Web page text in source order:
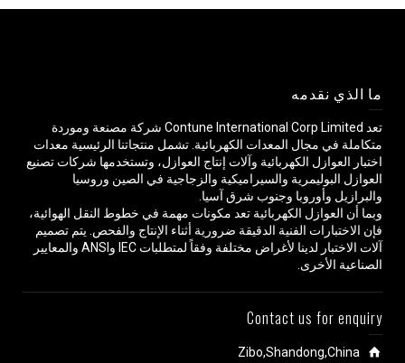
ما الذي نقدمه
تعد Contune International Corp Limited شركة مصنعة وموردة
متكاملة في مجال المعدات الكهربائية. تشمل منتجاتنا الرئيسية معدات
اختبار العوازل الكهربائية وآلات إنتاج العوازل، وتستخدمها شركات تصنيع
العوازل البوليمرية والسيراميكية والزجاجية في الصين وروسيا
والبرازيل وأوروبا وجنوب شرق آسيا.
وبما أن العوازل الكهربائية تعد مكونات مهمة في خطوط النقل الهوائية،
فإن الاختبارات الفنية الدقيقة ضرورية أثناء الإنتاج والفحص. يتم تصميم
آلات الاختبار لدينا لأغراض مختلفة وفقاً لمتطلبات IEC وANSI والمعايير
الصناعية الأخرى.
Contact us for enquiry
Zibo,Shandong,China